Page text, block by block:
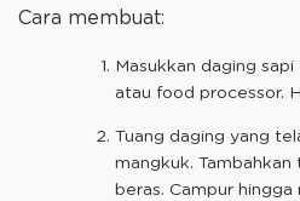
Cara membuat:
Masukkan daging
atau food processor.
Tuang daging yang
mangkuk.
beras. Campur hingga